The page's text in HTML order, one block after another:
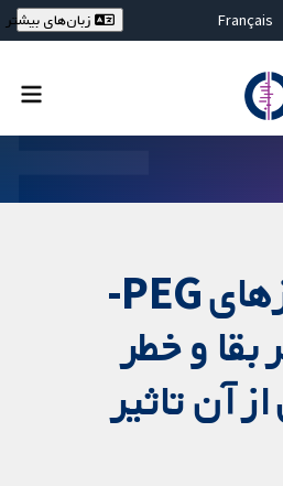
Français
繁體
زبان‌های بیشتر
آیا تعداد دوزهای PEG-
بقا و خطر
آن تاثیر